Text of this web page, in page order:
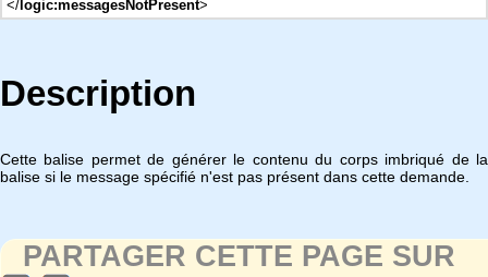
</ logic:messagesNotPresent>
Description
Cette balise permet de générer le contenu du corps imbriqué de la
balise si le message spécifié n'est pas présent dans cette demande.
PARTAGER CETTE PAGE SUR